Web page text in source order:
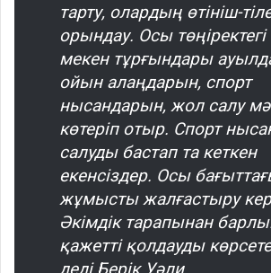
тарту, олардың өтініш-
орындау. Осы төңіректегі
мекен тұрғындары
ойын алаңдарын, спорт
нысандарын, жол салу
көтеріп отыр. Спорт
салуды бастап та кеткен
екенсіздер. Осы
жұмысты жалғастыру
Әкімдік тарапынан
қажетті қолдауды
деді Берік Уәли.